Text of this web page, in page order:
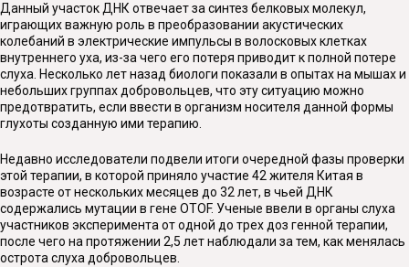
Данный участок ДНК отвечает за синтез белковых молекул,
играющих важную роль в преобразовании акустических
колебаний в электрические импульсы в волосковых клетках
внутреннего уха, из-за чего его потеря приводит к полной потере
слуха. Несколько лет назад биологи показали в опытах на мышах и
небольших группах добровольцев, что эту ситуацию можно
предотвратить, если ввести в организм носителя данной формы
глухоты созданную ими терапию.
Недавно исследователи подвели итоги очередной фазы проверки
этой терапии, в которой приняло участие 42 жителя Китая в
возрасте от нескольких месяцев до 32 лет, в чьей ДНК
содержались мутации в гене OTOF. Ученые ввели в органы слуха
участников эксперимента от одной до трех доз генной терапии,
после чего на протяжении 2,5 лет наблюдали за тем, как менялась
острота слуха добровольцев.